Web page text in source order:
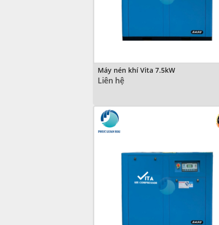
Máy nén khí Vita 7.5kW
Liên hệ